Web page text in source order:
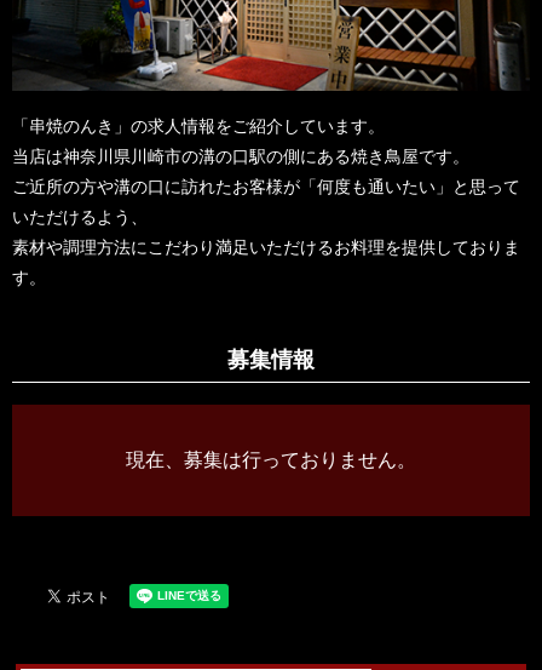
「串焼のんき」の求人情報をご紹介しています。
当店は神奈川県川崎市の溝の口駅の側にある焼き鳥屋です。
ご近所の方や溝の口に訪れたお客様が「何度も通いたい」と思って
いただけるよう、
素材や調理方法にこだわり満足いただけるお料理を提供しておりま
す。
募集情報
現在、募集は行っておりません。